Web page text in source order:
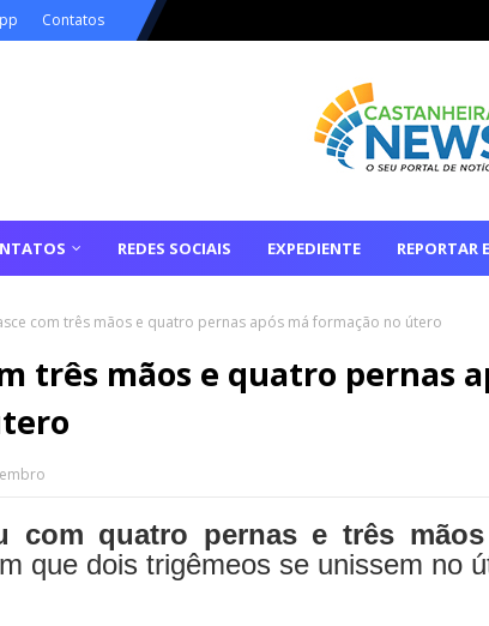
Contatos
REDES SOCIAIS EXPEDIENTE REPORTAR
com três mãos e quatro pernas após má formação no útero
três mãos e quatro pernas
com quatro pernas e três mãos
que dois trigêmeos se unissem no